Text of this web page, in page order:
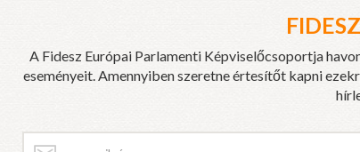
A Fidesz Európai Parlamenti Képviselőcsoportja
eseményeit. Amennyiben szeretne értesítőt kapni